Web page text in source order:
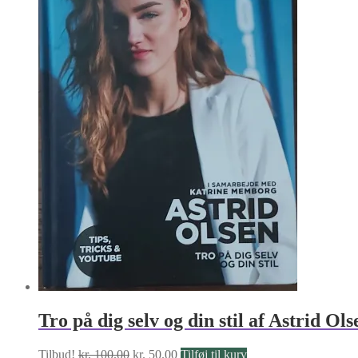
Tro på dig selv og din stil af Astrid
Tilbud! kr.100.00 Den
kr. 50.00Den
Tilføj til kurv